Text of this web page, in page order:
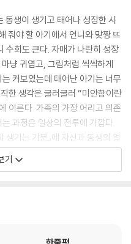
그중 하나를 동생의 침실로 내주
않았는데 왜 그제야 그러기로 한
을 통해 수희에게는 자신보다 어
생긴다. 그 마음은 자연스레 위로
릴 수 있게 된다. 수희는 사람들
많다. 우리 가족을 잘 모르는 사
수희가 외로웠겠다’고 말하는지,
’가 되어야 하는지, 나의 매끈한
모차는 왜 유‘모’차인지, 수희는
나가는 연대의 시선으로부터 한
다.
다고 고백했다. 과연 4컷 만화에
동생이 생기고 태어나 성장한 시
줘야 할 아기에서 언니와 맞짱 뜨
수희도 큰다. 자매가 나란히 성장
마냥 귀엽고, 그림처럼 씩씩하게
커보였는데 태어난 아기는 너무
한 생각은 굴러굴러 “미안함이란
이른다. 가족의 가장 어리고 의존
과정은 일상의 전투에 가깝다.
생기는 기분』에 자신과 동생의 얼
자였다. 어느 저녁 무렵 거실에